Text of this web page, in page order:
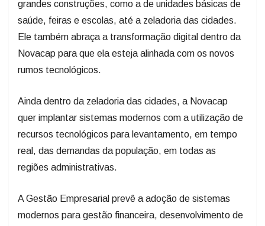
grandes construções, como a de unidades básicas de
saúde, feiras e escolas, até a zeladoria das cidades.
Ele também abraça a transformação digital dentro da
Novacap para que ela esteja alinhada com os novos
rumos tecnológicos.
Ainda dentro da zeladoria das cidades, a Novacap
quer implantar sistemas modernos com a utilização de
recursos tecnológicos para levantamento, em tempo
real, das demandas da população, em todas as
regiões administrativas.
A Gestão Empresarial prevê a adoção de sistemas
modernos para gestão financeira, desenvolvimento de